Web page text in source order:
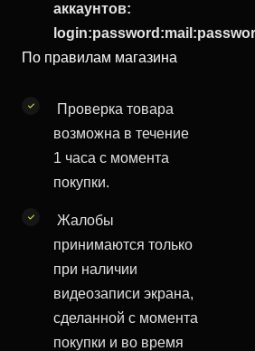
аккаунтов:
По правилам магазина
Проверка товара
возможна в течение
1 часа с момента
покупки.
Жалобы
принимаются только
при наличии
видеозаписи экрана,
сделанной с момента
покупки и во время